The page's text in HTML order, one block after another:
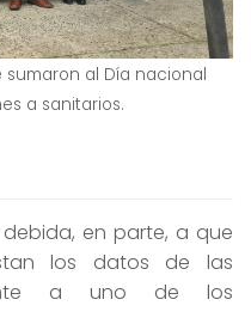
sumaron al Día nacional
a sanitarios.
en parte, a que
los datos de las
a uno de los